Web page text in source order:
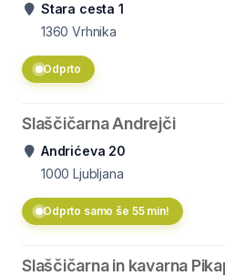
Stara cesta 1
1360 Vrhnika
Odprto
Slaščičarna Andrejči
Andrićeva 20
1000 Ljubljana
Odprto samo še 55 min!
Slaščičarna in kavarna